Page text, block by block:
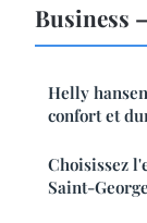
Business
Helly
confort et
Choisissez
Saint-